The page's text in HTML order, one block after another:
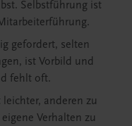
Selbstführung ist
gefordert, selten
ist Vorbild und
fehlt oft.
anderen zu
Verhalten zu